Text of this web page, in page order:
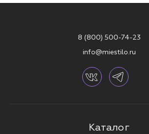
8 (800) 500-74-23
info@miestilo.ru
Каталог